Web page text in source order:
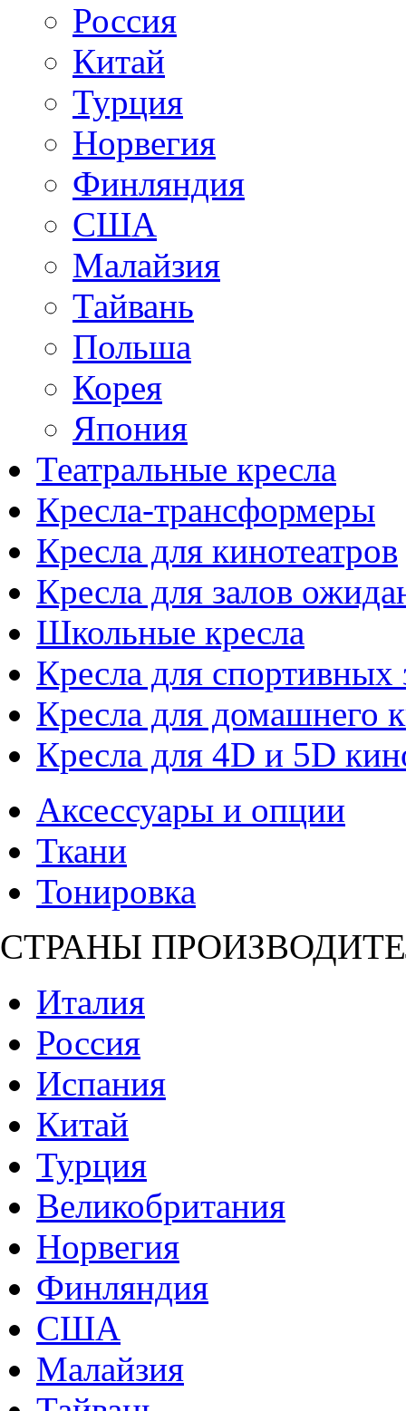
Россия
Китай
Турция
Норвегия
Финляндия
США
Малайзия
Тайвань
Польша
Корея
Япония
Театральные кресла
Кресла-трансформеры
Кресла для кинотеатров
Кресла для залов
Школьные кресла
Кресла для спортивных
Кресла для домашнего
Кресла для 4D и 5D
Аксессуары и опции
Ткани
Тонировка
СТРАНЫ
Италия
Россия
Испания
Китай
Турция
Великобритания
Норвегия
Финляндия
США
Малайзия